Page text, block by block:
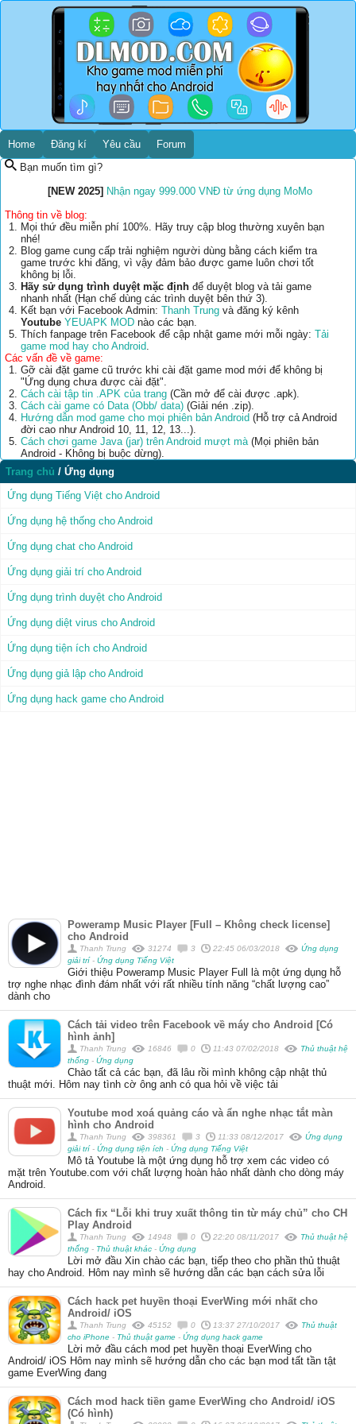
Home Đăng kí Yêu cầu
Forum
Bạn muốn tìm gì?
[NEW 2025] Nhận ngay 999.000 VNĐ từ ứng dụng MoMo
Thông tin về blog:
Mọi thứ đều miễn phí 100%. Hãy truy cập blog thường xuyên bạn
nhé!
Blog game cung cấp trải nghiệm người dùng bằng cách kiểm tra
game trước khi đăng, vì vậy đảm bảo được game luôn chơi tốt
không bị lỗi.
Hãy sử dụng trình duyệt mặc định để duyệt blog và tải game
nhanh nhất (Hạn chế dùng các trình duyệt bên thứ 3).
Kết bạn với Facebook Admin: Thanh Trung và đăng ký kênh
Youtube YEUAPK MOD nào các bạn.
Thích fanpage trên Facebook để cập nhật game mới mỗi ngày: Tải
game mod hay cho Android.
Các vấn đề về game:
Gỡ cài đặt game cũ trước khi cài đặt game mod mới để không bị
"Ứng dụng chưa được cài đặt".
Cách cài tập tin .APK của trang (Cần mở để cài được .apk).
Cách cài game có Data (Obb/ data) (Giải nén .zip).
Hướng dẫn mod game cho mọi phiên bản Android (Hỗ trợ cả Android
đời cao như Android 10, 11, 12, 13...).
Cách chơi game Java (jar) trên Android mượt mà(Mọi phiên bản
Android - Không bị buộc dừng).
Trang chủ / Ứng dụng
Ứng dụng Tiếng Việt cho Android
Ứng dụng hệ thống cho Android
Ứng dụng chat cho Android
Ứng dụng giải trí cho Android
Ứng dụng trình duyệt cho Android
Ứng dụng diệt virus cho Android
Ứng dụng tiện ích cho Android
Ứng dụng giả lập cho Android
Ứng dụng hack game cho Android
Poweramp Music Player [Full – Không check license]
cho Android
Thanh Trung 31274 3 22:45 06/03/2018
Ứng dụng
giải trí- Ứng dụng Tiếng Việt
Giới thiệu Poweramp Music Player Full là một ứng dụng hỗ
trợ nghe nhạc đình đám nhất với rất nhiều tính năng “chất lượng cao”
dành cho
Cách tải video trên Facebook về máy cho Android [Có
hình ảnh]
Thanh Trung 16846 0 11:43 07/02/2018
Thủ thuật hệ
thống - Ứng dụng
Chào tất cả các bạn, đã lâu rồi mình không cập nhật thủ
thuật mới. Hôm nay tình cờ ông anh có qua hỏi về việc tải
Youtube mod xoá quảng cáo và ẩn nghe nhạc tắt màn
hình cho Android
Thanh Trung 398361 3 11:33 08/12/2017
Ứng dụng
giải trí- Ứng dụng tiện ích - Ứng dụng Tiếng Việt
Mô tả Youtube là một ứng dụng hỗ trợ xem các video có
mặt trên Youtube.com với chất lượng hoàn hảo nhất dành cho dòng máy
Android.
Cách fix “Lỗi khi truy xuất thông tin từ máy chủ” cho CH
Play Android
Thanh Trung 14948 0 22:20 08/11/2017
Thủ thuật hệ
thống - Thủ thuật khác - Ứng dụng
Lời mở đầu Xin chào các bạn, tiếp theo cho phần thủ thuật
hay cho Android. Hôm nay mình sẽ hướng dẫn các bạn cách sửa lỗi
Cách hack pet huyền thoại EverWing mới nhất cho
Android/ iOS
Thanh Trung 45152 0 13:37 27/10/2017
Thủ thuật
cho iPhone - Thủ thuật game - Ứng dụng hack game
Lời mở đầu cách mod pet huyền thoại EverWing cho
Android/ iOS Hôm nay mình sẽ hướng dẫn cho các bạn mod tất tần tật
game EverWing đang
Cách mod hack tiền game EverWing cho Android/ iOS
(Có hình)